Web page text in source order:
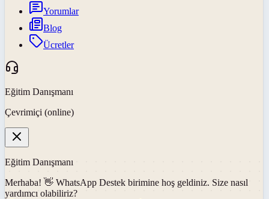
Yorumlar
Blog
Ücretler
Eğitim Danışmanı
Çevrimiçi (online)
Eğitim Danışmanı
Merhaba! 👋 WhatsApp Destek birimine hoş geldiniz. Size nasıl
yardımcı olabiliriz?